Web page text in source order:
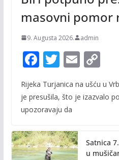
masovni pomor
9. Augusta 2026. admin
F
e
b
o
T
itt
er
E
m
ai
C
p
n
Rijeka Turjanica na ušću u
je presušila, što je izazvalo
upozoravaju da
Satnica
u